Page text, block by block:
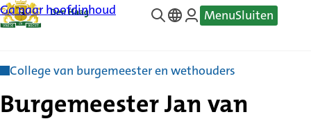
Ga naar hoofdinhoud
—
MenuSluiten
College van burgemeester en wethouders
Burgemeester Jan van